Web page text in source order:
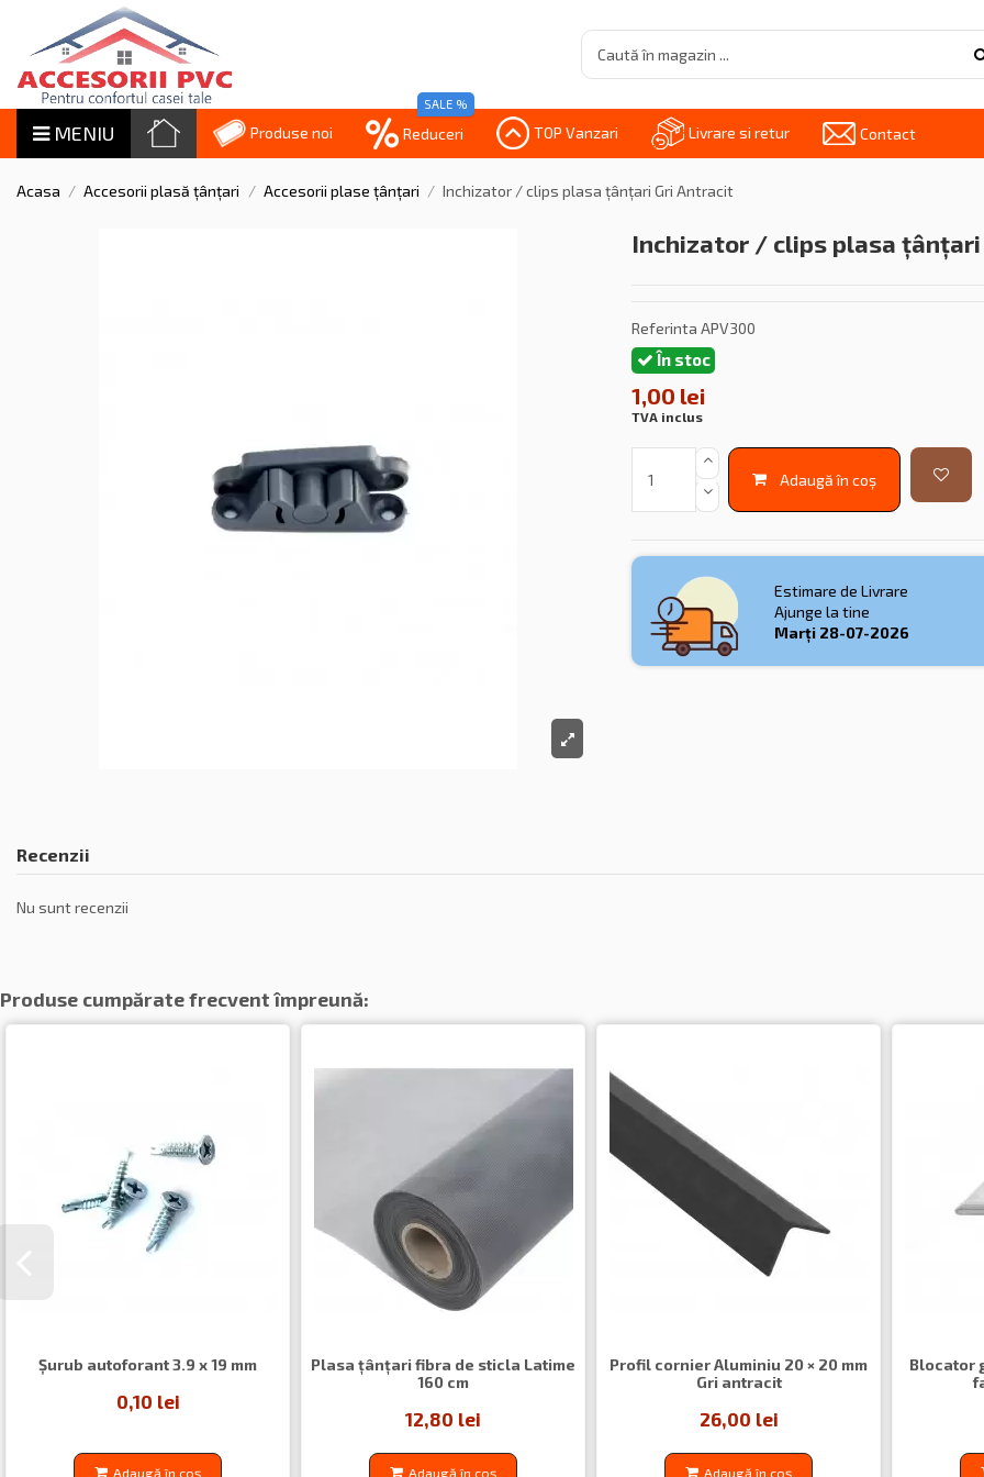
MENIU Produse noi Reduceri
SALE %
TOP Vanzari Livrare si retur Contact
Acasa Accesorii plasă țânțari Accesorii plase țânțari Inchizator / clips plasa țânțari Gri Antracit
Inchizator / clips plasa
Referinta APV300
În stoc
1,00 lei
TVA inclus
Adaugă în coș
Estimare de Livrare
Ajunge la tine
Marți 28-07-2026
Recenzii
Nu sunt recenzii
Produse cumpărate frecvent împreună:
Șurub autoforant 3.9 x 19 mm
0,10 lei
Adaugă în coș
Plasa ţânţari fibra de sticla Latime
160 cm
12,80 lei
Adaugă în coș
Profil cornier Aluminiu 20 × 20 mm
Gri antracit
26,00 lei
Adaugă în coș
Blocator